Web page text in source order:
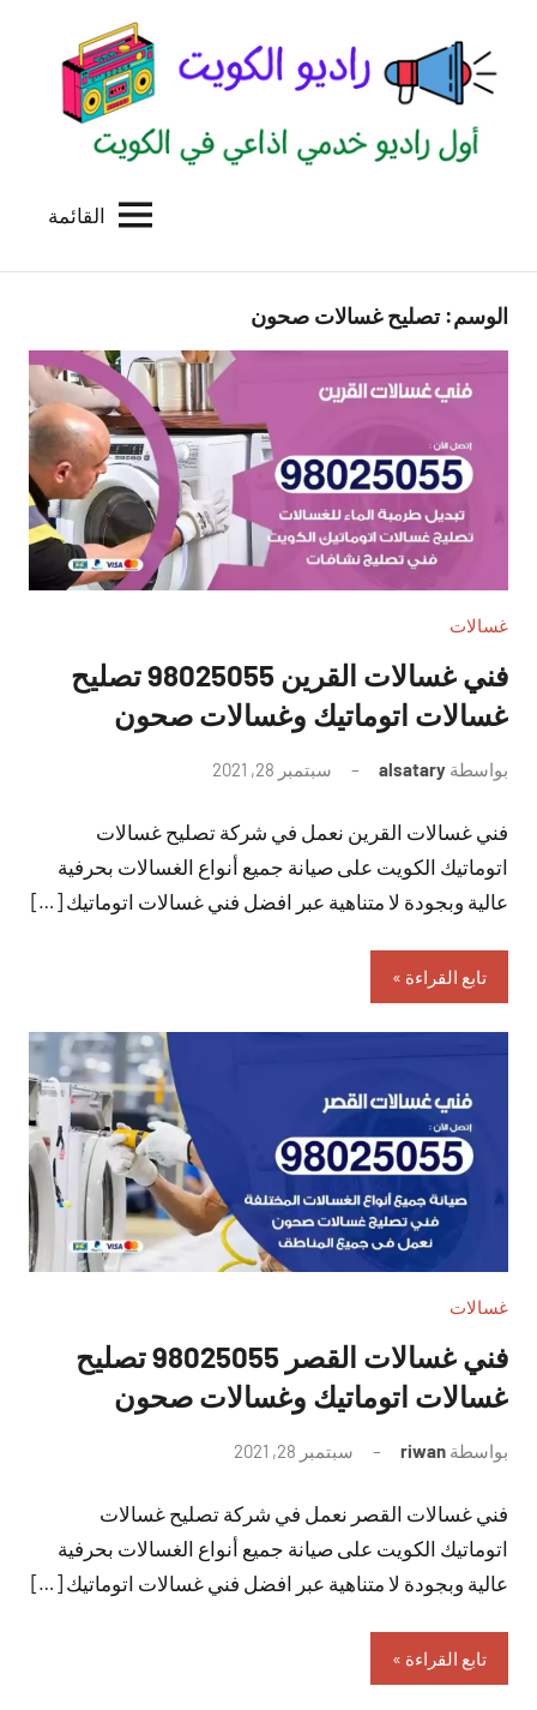
المحتوى
الكويت
للاعلانات
القائمة
الوسم:تصليح غسالات صحون
غسالات
فني غسالات القرين 98025055 تصليح
غسالات اتوماتيك وغسالات صحون
بواسطة alsatary سبتمبر 28, 2021
تعليقات
فني غسالات القرين نعمل في شركة تصليح غسالات
اتوماتيك الكويت على صيانة جميع أنواع الغسالات بحرفية
عالية وبجودة لا متناهية عبر افضل فني غسالات اتوماتيك […]
تابع القراءة
غسالات
فني غسالات القصر 98025055 تصليح
غسالات اتوماتيك وغسالات صحون
بواسطة riwan سبتمبر 28, 2021
تعليقات
فني غسالات القصر نعمل في شركة تصليح غسالات
اتوماتيك الكويت على صيانة جميع أنواع الغسالات بحرفية
عالية وبجودة لا متناهية عبر افضل فني غسالات اتوماتيك […]
تابع القراءة